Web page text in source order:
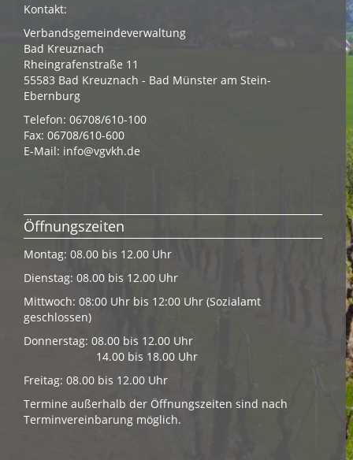
Kontakt:
Verbandsgemeindeverwaltung
Bad Kreuznach
Rheingrafenstraße 11
55583 Bad Kreuznach - Bad Münster am Stein-
Ebernburg
Telefon: 06708/610-100
Fax: 06708/610-600
E-Mail: info@vgvkh.de
Öffnungszeiten
Montag: 08.00 bis 12.00 Uhr
Dienstag: 08.00 bis 12.00 Uhr
Mittwoch: 08:00 Uhr bis 12:00 Uhr (Sozialamt
geschlossen)
Donnerstag: 08.00 bis 12.00 Uhr
14.00 bis 18.00 Uhr
Freitag: 08.00 bis 12.00 Uhr
Termine außerhalb der Öffnungszeiten sind nach
Terminvereinbarung möglich.